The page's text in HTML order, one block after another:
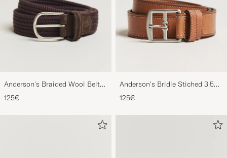
Anderson's Braided Wool Belt
Brown
125€
Anderson's Bridle Stiched 3,5
cm Leather Belt Tan
125€